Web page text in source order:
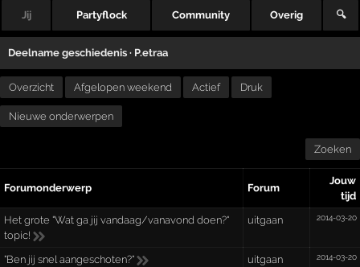
Jij Partyflock Community Overig 🔍
Deelname geschiedenis · P.etraa
Overzicht Afgelopen weekend Actief Druk
Nieuwe onderwerpen
Zoeken
Forumonderwerp Forum
Jouw
tijd
Het grote "Wat ga jij vandaag/vanavond doen?"
topic!
uitgaan 2014-03-20
"Ben jij snel aangeschoten?" uitgaan 2014-03-20